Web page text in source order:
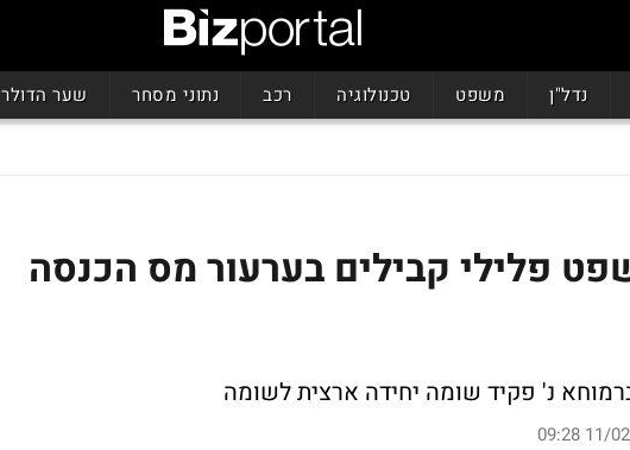
נדל"ן משפט טכנולוגיה רכב נתוני מסחר שער הדולר
פלילי קבילים בערעור מס הכנסה
11/02/